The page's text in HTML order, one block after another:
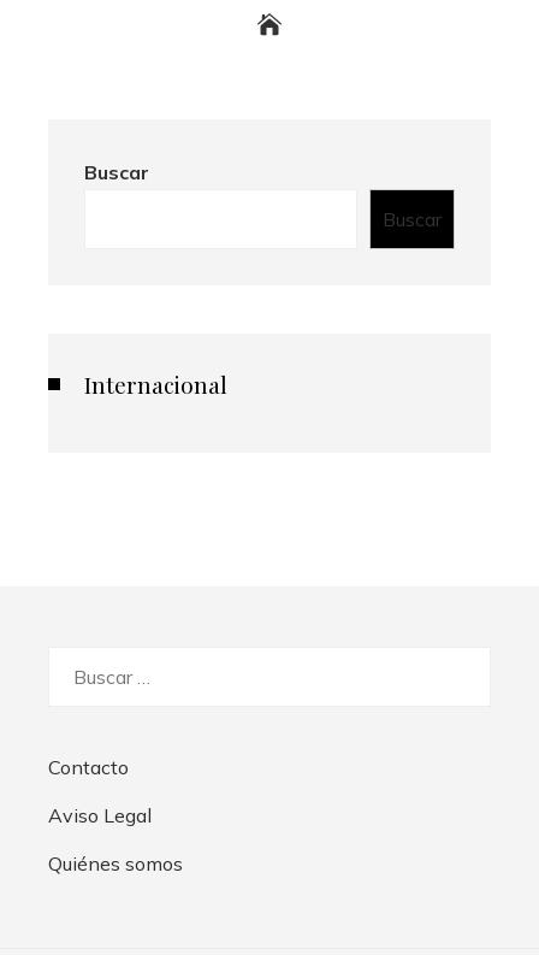
Buscar
Buscar
Internacional
Contacto
Aviso Legal
Quiénes somos